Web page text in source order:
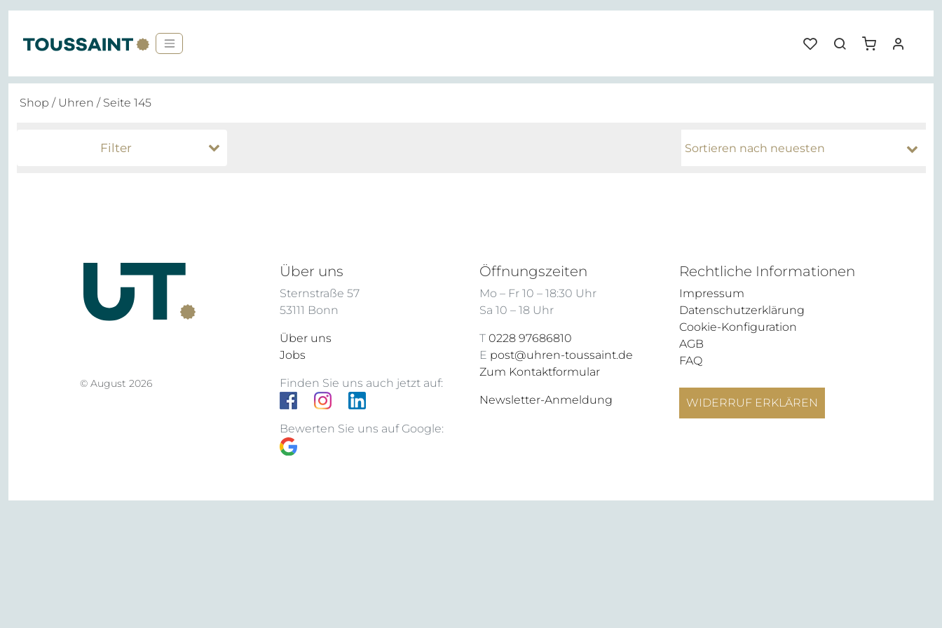
Shop / Uhren / Seite 145
Filter
© August 2026
Über uns
Sternstraße 57
53111 Bonn
Über uns
Jobs
Finden Sie uns auch jetzt auf:
Bewerten Sie uns auf Google:
Öffnungszeiten
Mo – Fr 10 – 18:30 Uhr
Sa 10 – 18 Uhr
T 0228 97686810
E post@uhren-toussaint.de
Zum Kontaktformular
Newsletter-Anmeldung
Rechtliche Informationen
Impressum
Datenschutzerklärung
Cookie-Konfiguration
AGB
FAQ
WIDERRUF ERKLÄREN